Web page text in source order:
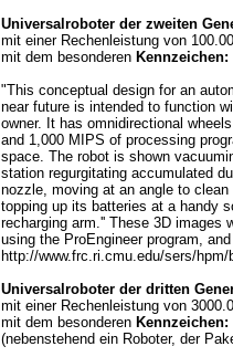
Universalroboter der zweiten
mit einer Rechenleistung von
mit dem besonderen
"This conceptual design for an
near future is intended to function
owner. It has omnidirectional
and 1,000 MIPS of processing
space. The robot is shown
station regurgitating accumulated
nozzle, moving at an angle to
topping up its batteries at a handy
recharging arm.'' These 3D images
using the ProEngineer program,
http://www.frc.ri.cmu.edu/sers/
Universalroboter der dritten
mit einer Rechenleistung von
mit dem besonderen
(nebenstehend ein Roboter, der